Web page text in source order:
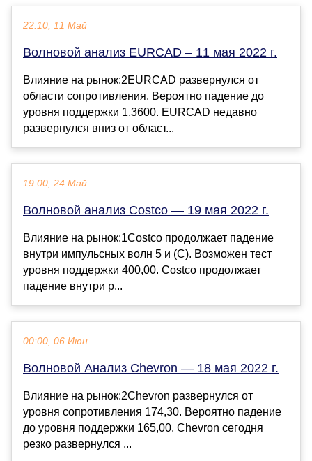
22:10, 11 Май
Волновой анализ EURCAD – 11 мая 2022 г.
Влияние на рынок:2EURCAD развернулся от
области сопротивления. Вероятно падение до
уровня поддержки 1,3600. EURCAD недавно
развернулся вниз от област...
19:00, 24 Май
Волновой анализ Costco — 19 мая 2022 г.
Влияние на рынок:1Costco продолжает падение
внутри импульсных волн 5 и (C). Возможен тест
уровня поддержки 400,00. Costco продолжает
падение внутри р...
00:00, 06 Июн
Волновой Анализ Chevron — 18 мая 2022 г.
Влияние на рынок:2Chevron развернулся от
уровня сопротивления 174,30. Вероятно падение
до уровня поддержки 165,00. Chevron сегодня
резко развернулся ...